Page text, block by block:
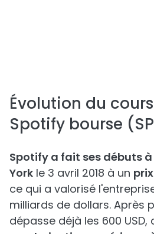
Évolution du
Spotify bourse
Spotify a fait ses débuts à
York le 3 avril 2018 à un
ce qui a valorisé
milliards de dollars. Après
dépasse déjà les 600